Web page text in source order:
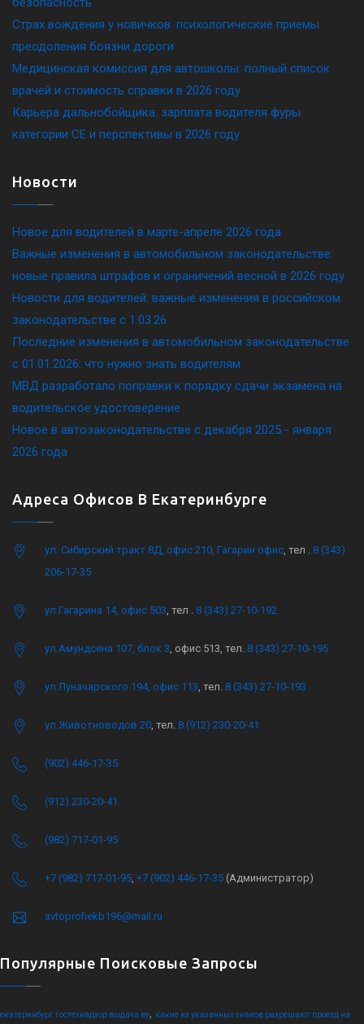
Страх вождения у новичков: психологические приемы
преодоления боязни дороги
Медицинская комиссия для автошколы: полный список
врачей и стоимость справки в 2026 году
Карьера дальнобойщика: зарплата водителя фуры
категории CE и перспективы в 2026 году
Новости
Новое для водителей в марте-апреле 2026 года
Важные изменения в автомобильном законодательстве:
новые правила штрафов и ограничений весной в 2026 году
Новости для водителей: важные изменения в российском
законодательстве c 1.03.26
Последние изменения в автомобильном законодательстве
c 01.01.2026: что нужно знать водителям
МВД разработало поправки к порядку сдачи экзамена на
водительское удостоверение
Новое в автозаконодательстве с декабря 2025 - января
2026 года
Адреса Офисов В Екатеринбурге
ул. Сибирский тракт 8Д, офис 210, Гагарин офис , тел . 8 (343)
206-17-35
ул.Гагарина 14, офис 503 , тел . 8 (343) 27-10-192
ул.Амундсена 107, блок 3 , офис 513, тел. 8 (343) 27-10-195
ул.Луначарского 194, офис 113 , тел. 8 (343) 27-10-193
ул.Животноводов 20 , тел. 8 (912) 230-20-41
(902) 446-17-35
(912) 230-20-41
(982) 717-01-95
+7 (982) 717-01-95 +7 (902) 446-17-35 (Администратор)
avtoprofiekb196@mail.ru
Популярные Поисковые Запросы
екатеринбург гостехнадзор выдача ву, какие из указанных знаков разрешают проезд на